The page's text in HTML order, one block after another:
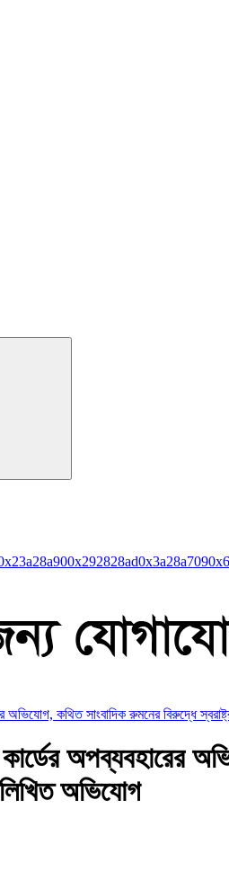
0x292828ad0x3a28a709
অভিযোগ, কথিত সাংবাদিক রুমনের বিরুদ্ধে
অপব্যবহারের
লিখিত অভিযোগ